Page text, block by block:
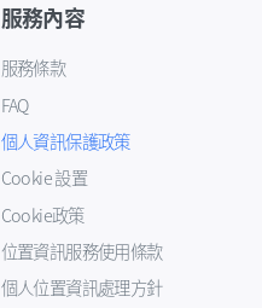
服務內容
服務條款
FAQ
個人資訊保護政策
Cookie 設置
Cookie政策
位置資訊服務使用條款
個人位置資訊處理方針